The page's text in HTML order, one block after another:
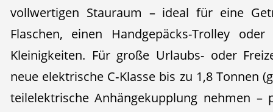
vollwertigen Stauraum – ideal für eine
Flaschen, einen Handgepäcks-Trolley
Kleinigkeiten. Für große Urlaubs- oder
neue elektrische C‑Klasse bis zu 1,8 Tonnen
teilelektrische Anhängekupplung nehmen